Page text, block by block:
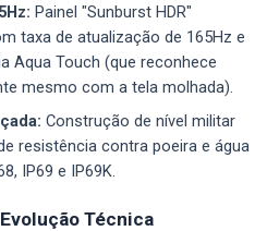
Painel "Sunburst HDR"
taxa de atualização de 165Hz e
Aqua Touch (que reconhece
mesmo com a tela molhada).
Construção de nível militar
resistência contra poeira e água
IP69 e IP69K.
Técnica